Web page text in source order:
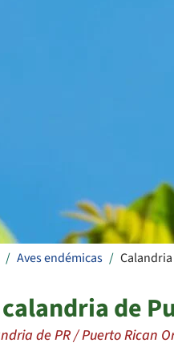
Aves endémicas Calandria
de
de PR / Puerto Rican